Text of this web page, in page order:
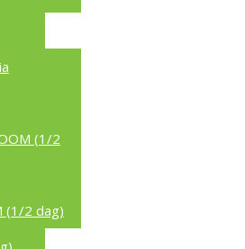
(1/2
(1/2 dag)